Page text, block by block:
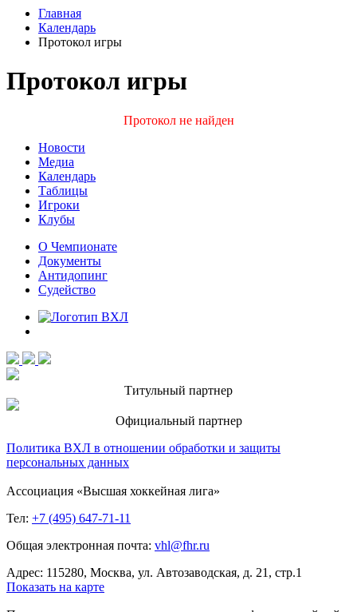
Главная
Календарь
Протокол игры
Протокол игры
Протокол не найден
Новости
Медиа
Календарь
Таблицы
Игроки
Клубы
О Чемпионате
Документы
Антидопинг
Судейство
Титульный партнер
Официальный партнер
Политика ВХЛ в отношении обработки и защиты
персональных данных
Ассоциация «Высшая хоккейная лига»
Тел: +7 (495) 647-71-11
Общая электронная почта: vhl@fhr.ru
Адрес: 115280, Москва, ул. Автозаводская, д. 21, стр.1
Показать на карте